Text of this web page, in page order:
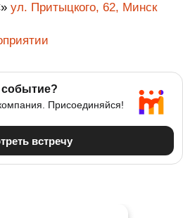
ул. Притыцкого, 62, Минск